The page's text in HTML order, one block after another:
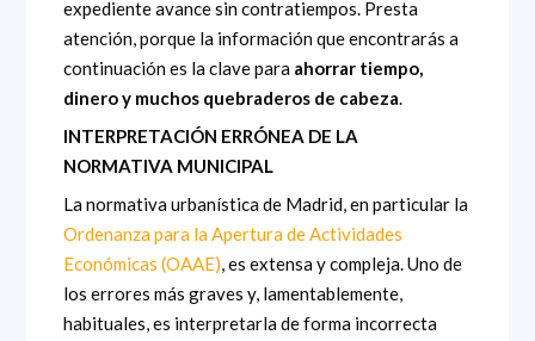
expediente avance sin contratiempos. Presta
atención, porque la información que encontrarás a
continuación es la clave para ahorrar tiempo,
dinero y muchos quebraderos de cabeza.
INTERPRETACIÓN ERRÓNEA DE LA
NORMATIVA MUNICIPAL
La normativa urbanística de Madrid, en particular la
Ordenanza para la Apertura de Actividades
Económicas (OAAE), es extensa y compleja. Uno de
los errores más graves y, lamentablemente,
habituales, es interpretarla de forma incorrecta